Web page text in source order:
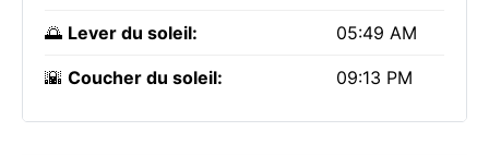
🌅 Lever du soleil: 05:49 AM
🌇 Coucher du soleil: 09:13 PM